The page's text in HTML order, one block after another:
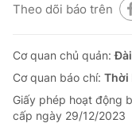
Theo dõi báo trên
Cơ quan chủ quản:
Cơ quan báo chí: Thời
Giấy phép hoạt động
cấp ngày 29/12/2023